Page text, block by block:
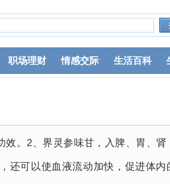
职场理财 情感交际 生活百科
。2、界灵参味甘，入脾、胃、肾
还可以使血液流动加快，促进体内